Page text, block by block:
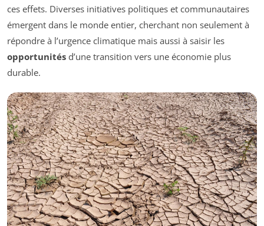
ces effets. Diverses initiatives politiques et communautaires
émergent dans le monde entier, cherchant non seulement à
répondre à l’urgence climatique mais aussi à saisir les
opportunités d’une transition vers une économie plus
durable.